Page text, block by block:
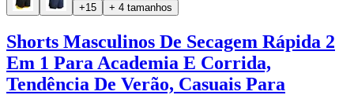
+15 + 4 tamanhos
Shorts Masculinos De Secagem Rápida 2
Em 1 Para Academia E Corrida,
Tendência De Verão, Casuais Para